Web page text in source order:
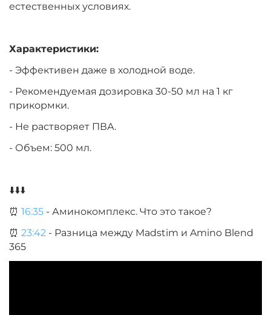
естественных условиях.
Характеристики:
- Эффективен даже в холодной воде.
- Рекомендуемая дозировка 30-50 мл на 1 кг
прикормки.
- Не растворяет ПВА.
- Объем: 500 мл.
⬇️⬇️⬇️
⏰ 16:35 - Аминокомплекс. Что это такое?
⏰ 23:42 - Разница между Madstim и Amino Blend
365